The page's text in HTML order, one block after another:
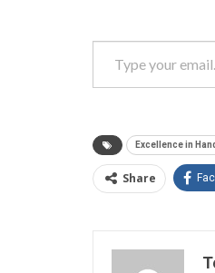
Type your email…
Excellence in
Share